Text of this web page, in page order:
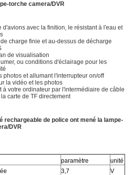
torche camera/DVR
avec la finition, le résistant à l'eau et
charge finie et au-dessus de décharge
de visualisation
ou conditions d'éclairage pour les
et allumant l'interrupteur on/off
la vidéo et les photos
à votre ordinateur par l'intermédiaire de câble
carte de TF directement
rechargeable de police ont mené la lampe-
DVR
paramètre
unité
3,7
V